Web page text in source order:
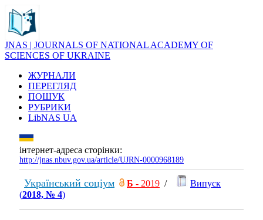
JNAS | JOURNALS OF NATIONAL ACADEMY OF
SCIENCES OF UKRAINE
ЖУРНАЛИ
ПЕРЕГЛЯД
ПОШУК
РУБРИКИ
LibNAS UA
інтернет-адреса сторінки:
http://jnas.nbuv.gov.ua/article/UJRN-0000968189
Український соціум Б - 2019 /
Випуск
(2018, № 4)